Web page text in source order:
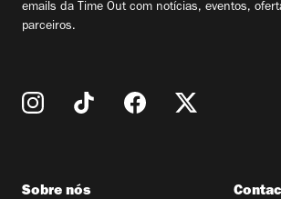
emails da Time Out com notícias, eventos,
parceiros.
Sobre nós